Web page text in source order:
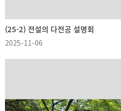
(25-2) 전설의 다전공 설명회
2025-11-06